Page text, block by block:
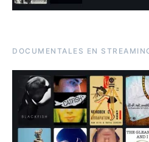
DOCUMENTALES EN